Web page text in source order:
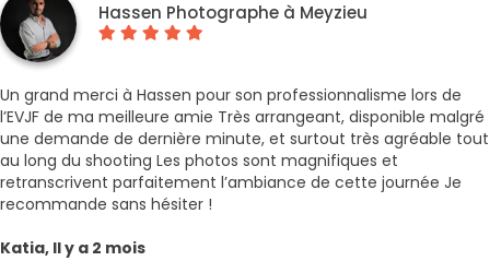
Hassen Photographe à Meyzieu
Un grand merci à Hassen pour son professionnalisme lors de
l’EVJF de ma meilleure amie Très arrangeant, disponible malgré
une demande de dernière minute, et surtout très agréable tout
au long du shooting Les photos sont magnifiques et
retranscrivent parfaitement l’ambiance de cette journée Je
recommande sans hésiter !
Katia, Il y a 2 mois